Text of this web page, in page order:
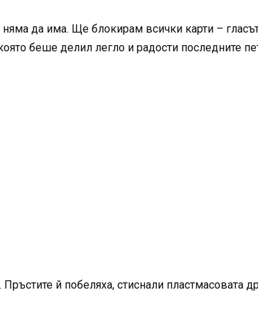
няма да има. Ще блокирам всички карти –
беше делил легло и радости последните
й побеляха, стиснали пластмасовата